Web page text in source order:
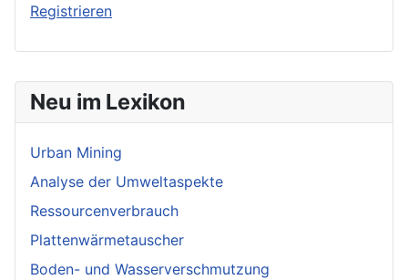
Neu im Lexikon
Urban Mining
Analyse der Umweltaspekte
Ressourcenverbrauch
Plattenwärmetauscher
Boden- und Wasserverschmutzung
Registrieren